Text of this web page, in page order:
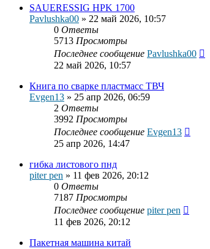
SAUERESSIG HPK 1700
Pavlushka00 » 22 май 2026, 10:57
0 Ответы
5713 Просмотры
Последнее сообщение Pavlushka00
22 май 2026, 10:57
Книга по сварке пластмасс ТВЧ
Evgen13 » 25 апр 2026, 06:59
2 Ответы
3992 Просмотры
Последнее сообщение Evgen13
25 апр 2026, 14:47
гибка листового пнд
piter pen » 11 фев 2026, 20:12
0 Ответы
7187 Просмотры
Последнее сообщение piter pen
11 фев 2026, 20:12
Пакетная машина китай